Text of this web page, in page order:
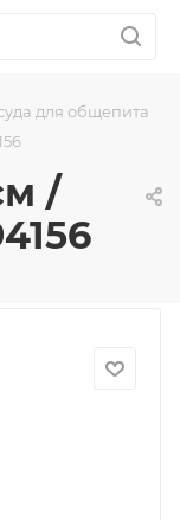
для общепита
/